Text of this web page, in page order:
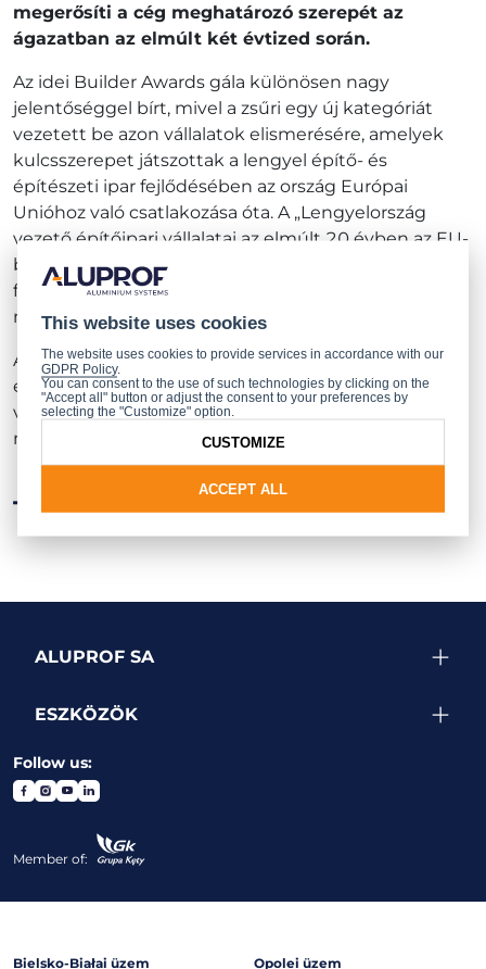
megerősíti a cég meghatározó szerepét az
ágazatban az elmúlt két évtized során.
Az idei Builder Awards gála különösen nagy
jelentőséggel bírt, mivel a zsűri egy új kategóriát
vezetett be azon vállalatok elismerésére, amelyek
kulcsszerepet játszottak a lengyel építő- és
építészeti ipar fejlődésében az ország Európai
Unióhoz való csatlakozása óta. A „Lengyelország
vezető építőipari vállalatai az elmúlt 20 évben az EU-
ban” díj azokat a lengyel cégeket ismeri el, amelyek
folyamatos növekedést mutattak, megerősítették
márkájukat és nemzetközi jelenlétüket.
Az Aluprof díjazása tovább erősíti pozícióját Európa
építőiparának meghatározó szereplőjeként. A díjat a
vállalat nevében Paweł Gregorczyk, a
márkakommunikációs menedzser vette át.
Többi hír
ALUPROF SA
ESZKÖZÖK
Follow us:
Member of:
Bielsko-Białai üzem Opolei üzem
This website uses cookies
The website uses cookies to provide services in accordance with our
GDPR Policy.
You can consent to the use of such technologies by clicking on the
"Accept all" button or adjust the consent to your preferences by
selecting the "Customize" option.
ACCEPT ALL
CUSTOMIZE